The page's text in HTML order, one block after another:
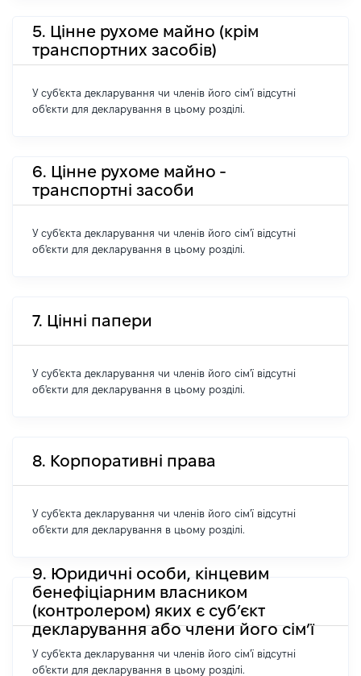
5. Цінне рухоме майно (крім
транспортних засобів)
У суб'єкта декларування чи членів його сім'ї відсутні
об'єкти для декларування в цьому розділі.
6. Цінне рухоме майно -
транспортні засоби
У суб'єкта декларування чи членів його сім'ї відсутні
об'єкти для декларування в цьому розділі.
7. Цінні папери
У суб'єкта декларування чи членів його сім'ї відсутні
об'єкти для декларування в цьому розділі.
8. Корпоративні права
У суб'єкта декларування чи членів його сім'ї відсутні
об'єкти для декларування в цьому розділі.
9. Юридичні особи, кінцевим
бенефіціарним власником
(контролером) яких є суб’єкт
декларування або члени його сім’ї
У суб'єкта декларування чи членів його сім'ї відсутні
об'єкти для декларування в цьому розділі.